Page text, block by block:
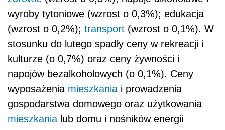
wyroby tytoniowe (wzrost o 0,3%); edukacja
(wzrost o 0,2%); transport (wzrost o 0,1%). W
stosunku do lutego spadły ceny w rekreacji i
kulturze (o 0,7%) oraz ceny żywności i
napojów bezalkoholowych (o 0,1%). Ceny
wyposażenia mieszkania i prowadzenia
gospodarstwa domowego oraz użytkowania
mieszkania lub domu i nośników energii